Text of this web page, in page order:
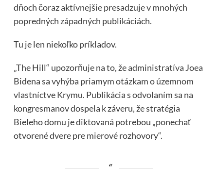
dňoch čoraz aktívnejšie presadzuje v mnohých
popredných západných publikáciách.
Tu je len niekoľko príkladov.
„The Hill“ upozorňuje na to, že administratíva Joea
Bidena sa vyhýba priamym otázkam o územnom
vlastníctve Krymu. Publikácia s odvolaním sa na
kongresmanov dospela k záveru, že stratégia
Bieleho domu je diktovaná potrebou „ponechať
otvorené dvere pre mierové rozhovory“.